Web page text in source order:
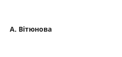
А. Вітюнова